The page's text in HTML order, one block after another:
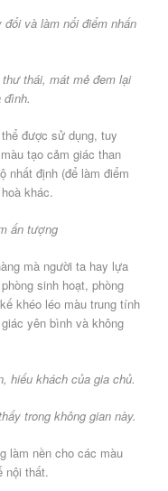
và làm nổi điểm nhấn
thái, mát mẻ đem lại
đình.
được sử dụng, tuy
tạo cảm giác than
nhất định (để làm điểm
khác.
ấn tượng
mà người ta hay lựa
sinh hoạt, phòng
khéo léo màu trung tính
yên bình và không
hiếu khách của gia chủ.
trong không gian này.
làm nền cho các màu
nội thất.